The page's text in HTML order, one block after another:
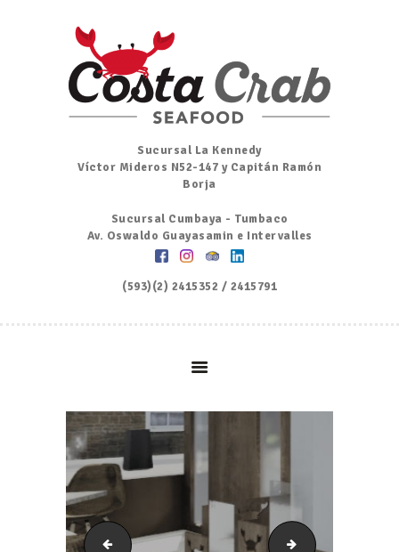
Sucursal La Kennedy
Víctor Mideros N52-147 y Capitán Ramón
Borja
Sucursal Cumbaya - Tumbaco
Av. Oswaldo Guayasamin e Intervalles
(593)(2) 2415352 / 2415791
Inicio
Nosotros
Menú
Ordena por Whatsapp
Promociones
Menu_Lunch_CostaCrab_2